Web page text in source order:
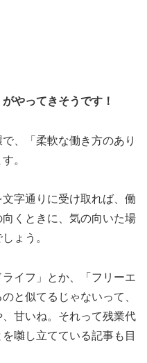
やってきそうです！
、「柔軟な働き方のあり
。
文字通りに受け取れば、働
くときに、気の向いた場
ょう。
イフ」とか、「フリーエ
と似てるじゃないって、
甘いね。それって残業代
囃し立てている記事も目